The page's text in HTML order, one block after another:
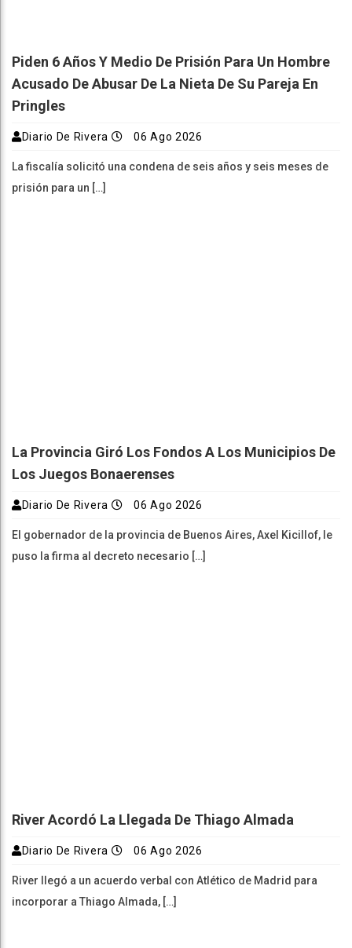
Piden 6 Años Y Medio De Prisión Para Un Hombre
Acusado De Abusar De La Nieta De Su Pareja En
Pringles
Diario De Rivera 06 Ago 2026
La fiscalía solicitó una condena de seis años y seis meses de
prisión para un […]
La Provincia Giró Los Fondos A Los Municipios De
Los Juegos Bonaerenses
Diario De Rivera 06 Ago 2026
El gobernador de la provincia de Buenos Aires, Axel Kicillof, le
puso la firma al decreto necesario […]
River Acordó La Llegada De Thiago Almada
Diario De Rivera 06 Ago 2026
River llegó a un acuerdo verbal con Atlético de Madrid para
incorporar a Thiago Almada, […]